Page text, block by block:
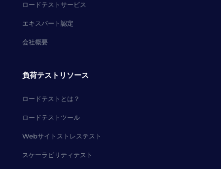
ロードテストサービス
エキスパート認定
会社概要
負荷テストリソース
ロードテストとは？
ロードテストツール
Webサイトストレステスト
スケーラビリティテスト